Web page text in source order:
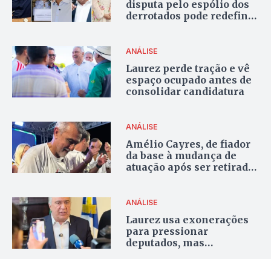
disputa pelo espólio dos
derrotados pode redefinir
ANÁLISE
Laurez perde tração e vê
espaço ocupado antes de
consolidar candidatura
ANÁLISE
Amélio Cayres, de fiador
da base à mudança de
atuação após ser retirado
ANÁLISE
Laurez usa exonerações
para pressionar
deputados, mas